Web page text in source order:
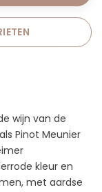
wijn van de
Pinot Meunier
kleur en
met aardse